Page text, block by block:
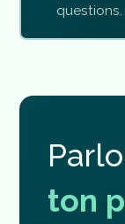
questions.
Parlo
ton p